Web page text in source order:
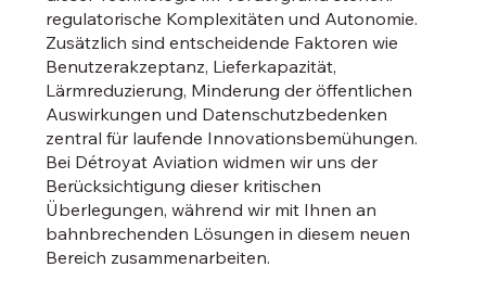
regulatorische Komplexitäten und Autonomie.
Zusätzlich sind entscheidende Faktoren wie
Benutzerakzeptanz, Lieferkapazität,
Lärmreduzierung, Minderung der öffentlichen
Auswirkungen und Datenschutzbedenken
zentral für laufende Innovationsbemühungen.
Bei Détroyat Aviation widmen wir uns der
Berücksichtigung dieser kritischen
Überlegungen, während wir mit Ihnen an
bahnbrechenden Lösungen in diesem neuen
Bereich zusammenarbeiten.